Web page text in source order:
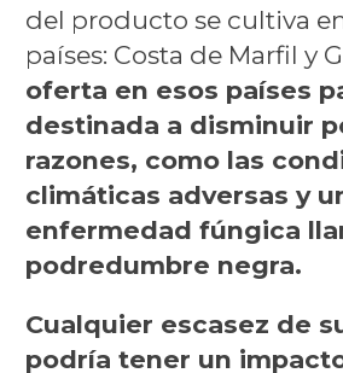
del producto se cultiva
países: Costa de Marfil y
oferta en esos países
destinada a disminuir
razones, como las
climáticas adversas y
enfermedad fúngica
podredumbre negra.
Cualquier escasez de
podría tener un